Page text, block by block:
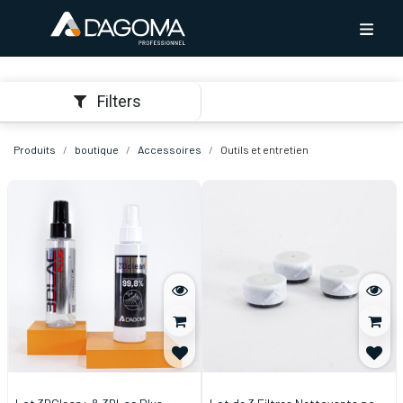
Filters
Produits boutique Accessoires Outils et entretien